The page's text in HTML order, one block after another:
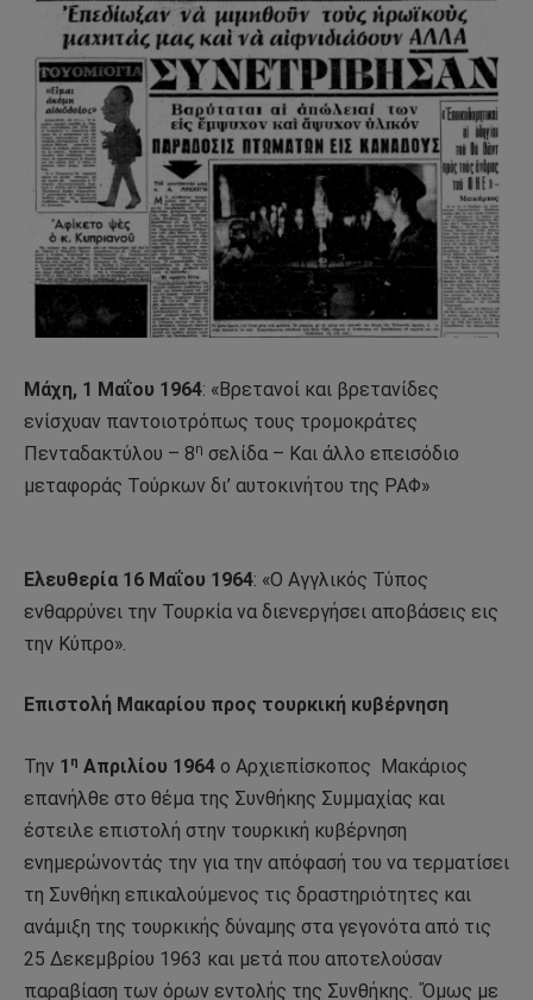
Μάχη, 1 Μαΐου 1964: «Βρετανοί και βρετανίδες
ενίσχυαν παντοιοτρόπως τους τρομοκράτες
Πενταδακτύλου – 8η σελίδα – Και άλλο επεισόδιο
μεταφοράς Τούρκων δι’ αυτοκινήτου της ΡΑΦ»
Ελευθερία 16 Μαΐου 1964: «Ο Αγγλικός Τύπος
ενθαρρύνει την Τουρκία να διενεργήσει αποβάσεις εις
την Κύπρο».
Επιστολή Μακαρίου προς τουρκική κυβέρνηση
Την 1 η Απριλίου 1964 ο Αρχιεπίσκοπος Μακάριος
επανήλθε στο θέμα της Συνθήκης Συμμαχίας και
έστειλε επιστολή στην τουρκική κυβέρνηση
ενημερώνοντάς την για την απόφασή του να τερματίσει
τη Συνθήκη επικαλούμενος τις δραστηριότητες και
ανάμιξη της τουρκικής δύναμης στα γεγονότα από τις
25 Δεκεμβρίου 1963 και μετά που αποτελούσαν
παραβίαση των όρων εντολής της Συνθήκης. ΄Όμως με